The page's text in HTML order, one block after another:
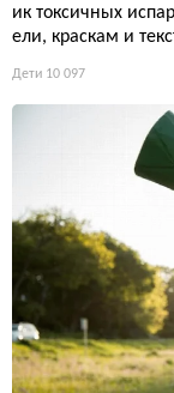
ик токсичных
ели, краскам и
Дети 10 097